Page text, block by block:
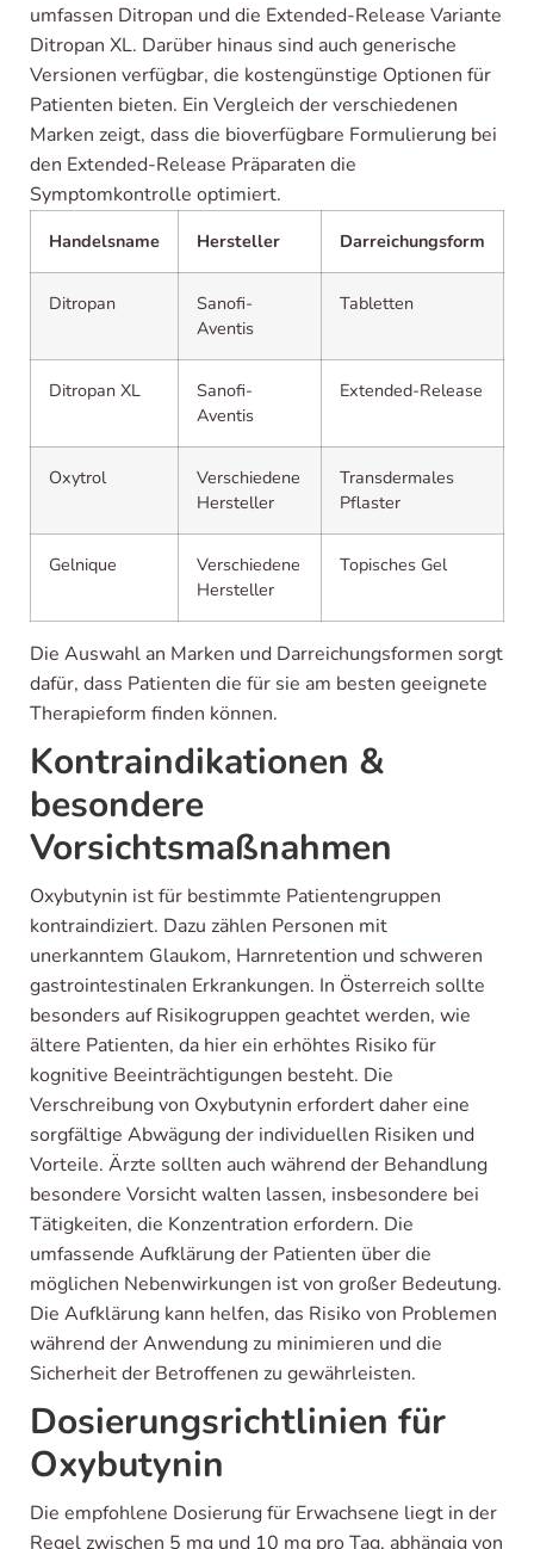
umfassen Ditropan und die Extended-Release Variante
Ditropan XL. Darüber hinaus sind auch generische
Versionen verfügbar, die kostengünstige Optionen für
Patienten bieten. Ein Vergleich der verschiedenen
Marken zeigt, dass die bioverfügbare Formulierung bei
den Extended-Release Präparaten die
Symptomkontrolle optimiert.
Handelsname Hersteller Darreichungsform
Ditropan
Sanofi-
Aventis
Tabletten
Ditropan XL
Sanofi-
Aventis
Extended-Release
Oxytrol
Verschiedene
Hersteller
Transdermales
Pflaster
Gelnique
Verschiedene
Hersteller
Topisches Gel
Die Auswahl an Marken und Darreichungsformen sorgt
dafür, dass Patienten die für sie am besten geeignete
Therapieform finden können.
Kontraindikationen &
besondere
Vorsichtsmaßnahmen
Oxybutynin ist für bestimmte Patientengruppen
kontraindiziert. Dazu zählen Personen mit
unerkanntem Glaukom, Harnretention und schweren
gastrointestinalen Erkrankungen. In Österreich sollte
besonders auf Risikogruppen geachtet werden, wie
ältere Patienten, da hier ein erhöhtes Risiko für
kognitive Beeinträchtigungen besteht. Die
Verschreibung von Oxybutynin erfordert daher eine
sorgfältige Abwägung der individuellen Risiken und
Vorteile. Ärzte sollten auch während der Behandlung
besondere Vorsicht walten lassen, insbesondere bei
Tätigkeiten, die Konzentration erfordern. Die
umfassende Aufklärung der Patienten über die
möglichen Nebenwirkungen ist von großer Bedeutung.
Die Aufklärung kann helfen, das Risiko von Problemen
während der Anwendung zu minimieren und die
Sicherheit der Betroffenen zu gewährleisten.
Dosierungsrichtlinien für
Oxybutynin
Die empfohlene Dosierung für Erwachsene liegt in der
Regel zwischen 5 mg und 10 mg pro Tag, abhängig von